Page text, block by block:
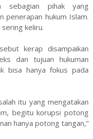
sebagian pihak yang
penerapan hukum Islam.
keliru.
kerap disampaikan
dan tujuan hukuman
bisa hanya fokus pada
itu yang mengatakan
begitu korupsi potong
hanya potong tangan,”